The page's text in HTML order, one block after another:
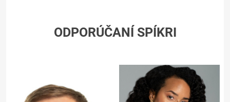
ODPORÚČANÍ SPÍKRI